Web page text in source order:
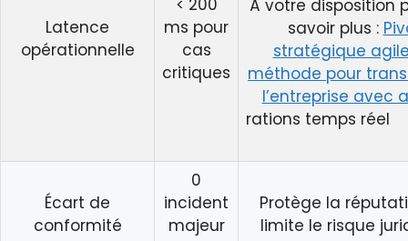
Latence
opérationnelle
< 200
ms pour
cas
critiques
À votre disposition
savoir plus :
stratégique
méthode pour
l’entreprise avec
rations temps réel
Écart de
conformité
0
incident
majeur
Protège la
limite le risque